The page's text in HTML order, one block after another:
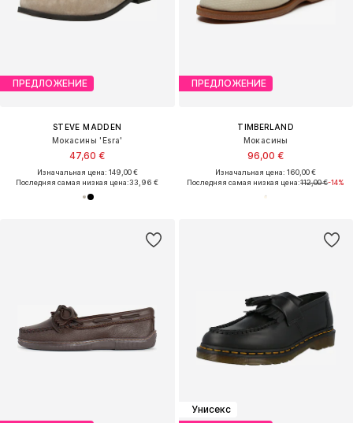
ПРЕДЛОЖЕНИЕ
STEVE MADDEN
Мокасины 'Esra'
47,60 €
Изначальная цена: 149,00 €
Последняя самая низкая цена:33,96 €
ПРЕДЛОЖЕНИЕ
TIMBERLAND
Мокасины
96,00 €
Изначальная цена: 160,00 €
Последняя самая низкая цена:112,00 €-14%
Унисекс